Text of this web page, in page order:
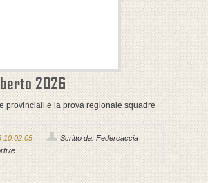
2026
provinciali e la prova regionale squadre
10:02:05
Scritto da: Federcaccia